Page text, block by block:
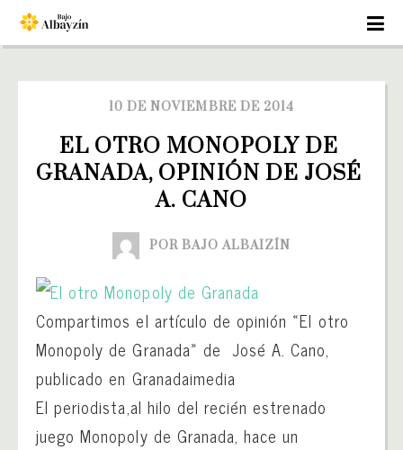
10 DE NOVIEMBRE DE 2014
EL OTRO MONOPOLY DE
GRANADA, OPINIÓN DE JOSÉ
A. CANO
POR BAJO ALBAIZÍN
Compartimos el artículo de opinión «El otro
Monopoly de Granada» de José A. Cano,
publicado en Granadaimedia
El periodista,al hilo del recién estrenado
juego Monopoly de Granada, hace un